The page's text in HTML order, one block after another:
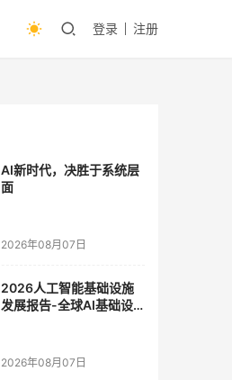
登录 注册
AI新时代，决胜于系统层
面
2026年08月07日
2026人工智能基础设施
发展报告-全球AI基础设
2026年08月07日